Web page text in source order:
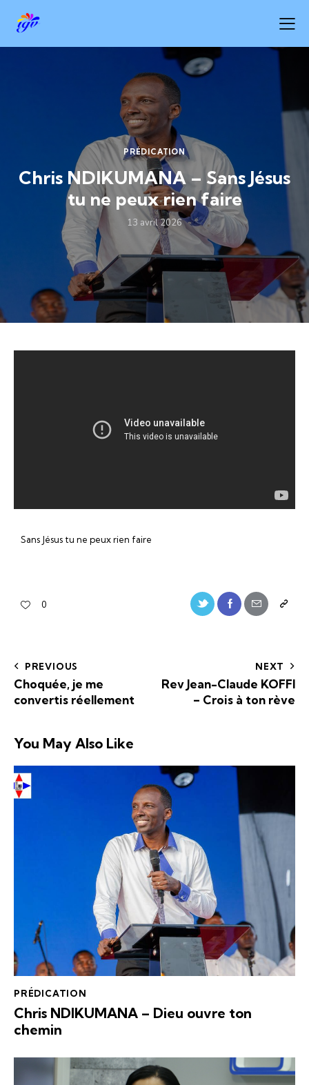
PRÉDICATION
Chris NDIKUMANA – Sans Jésus
tu ne peux rien faire
13 avril 2026
Sans Jésus tu ne peux rien faire
0
PREVIOUS
Choquée, je me
convertis réellement
NEXT
Rev Jean-Claude KOFFI
– Crois à ton rève
You May Also Like
PRÉDICATION
Chris NDIKUMANA – Dieu ouvre ton
chemin